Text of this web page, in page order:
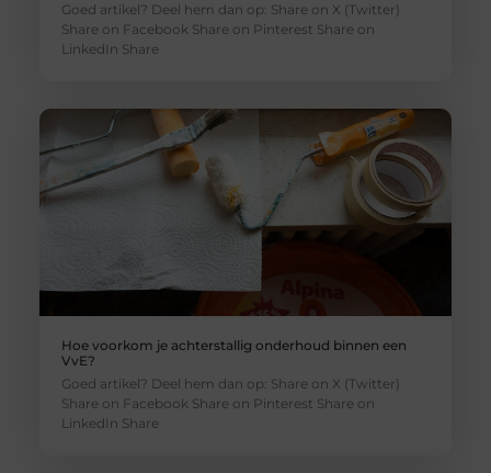
Goed artikel? Deel hem dan op: Share on X (Twitter)
Share on Facebook Share on Pinterest Share on
LinkedIn Share
Hoe voorkom je achterstallig onderhoud binnen een
VvE?
Goed artikel? Deel hem dan op: Share on X (Twitter)
Share on Facebook Share on Pinterest Share on
LinkedIn Share